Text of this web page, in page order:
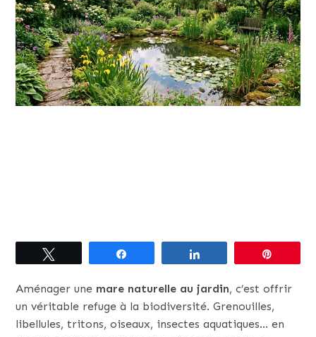
Aménager une mare naturelle au jardin, c’est offrir
un véritable refuge à la biodiversité. Grenouilles,
libellules, tritons, oiseaux, insectes aquatiques… en